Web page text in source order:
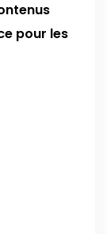
pour les